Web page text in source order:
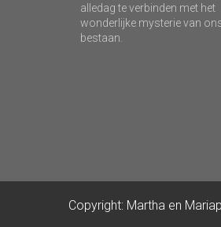
alledag te verbinden met het
wonderlijke mysterie van
bestaan.
Copyright: Martha en